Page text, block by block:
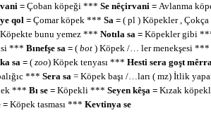
=Çoban köpeği *** Se nêçirvani = Avlanma
qol =Çomar köpek *** Sa = ( pl ) Köpekler ,
bunu yemez *** Notıla sa = Köpekler gibi
*** Bınefşe sa = ( bot) Köpek /… ler menekşesi ***
sa =( zoo) Köpek tenyası *** Hesti sera goşt
*** Sera sa= Köpek başı /…ları ( mz) İtlik
*** Bı se = Köpekli *** Seyen kêşa = Kızak
=Köpek tasması *** Kevtinya se